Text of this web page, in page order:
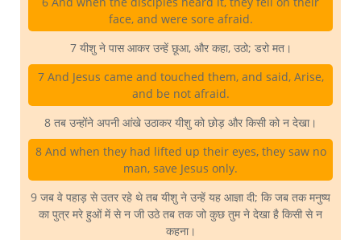
face, and were sore afraid.
7 यीशु ने पास आकर उन्हें छूआ, और कहा, उठो; डरो मत।
7 And Jesus came and touched them, and said, Arise,
and be not afraid.
8 तब उन्होंने अपनी आंखे उठाकर यीशु को छोड़ और किसी को न देखा।
8 And when they had lifted up their eyes, they saw no
man, save Jesus only.
9 जब वे पहाड़ से उतर रहे थे तब यीशु ने उन्हें यह आज्ञा दी; कि जब तक मनुष्य
का पुत्र मरे हुओं में से न जी उठे तब तक जो कुछ तुम ने देखा है किसी से न
कहना।